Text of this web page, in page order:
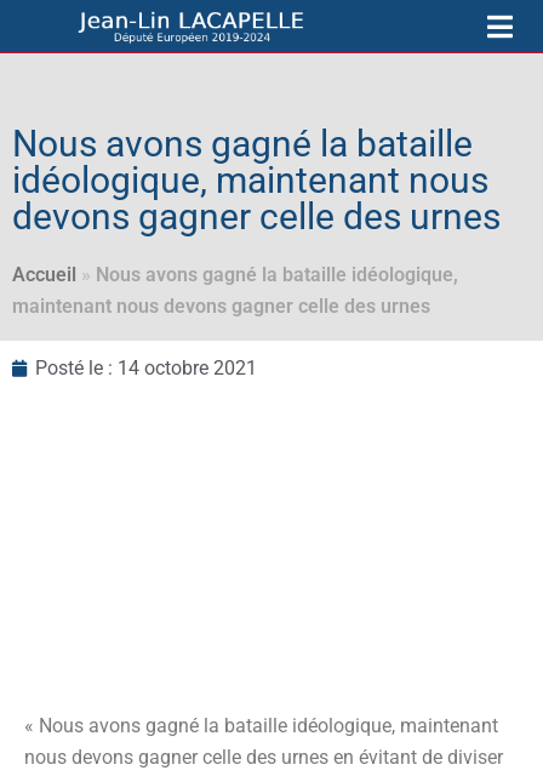
Nous avons gagné la bataille
idéologique, maintenant nous
devons gagner celle des urnes
Accueil » Nous avons gagné la bataille idéologique,
maintenant nous devons gagner celle des urnes
Posté le : 14 octobre 2021
« Nous avons gagné la bataille idéologique, maintenant
nous devons gagner celle des urnes en évitant de diviser